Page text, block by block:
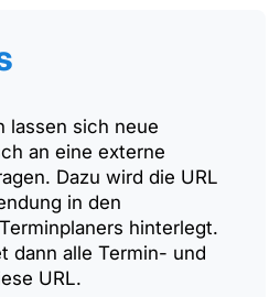
lassen sich neue
an eine externe
Dazu wird die URL
in den
hinterlegt.
dann alle Termin- und
URL.